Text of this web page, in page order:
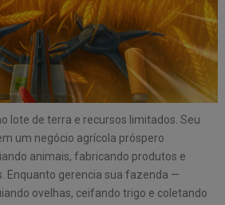
lote de terra e recursos limitados. Seu
um negócio agrícola próspero
animais, fabricando produtos e
Enquanto gerencia sua fazenda —
ovelhas, ceifando trigo e coletando